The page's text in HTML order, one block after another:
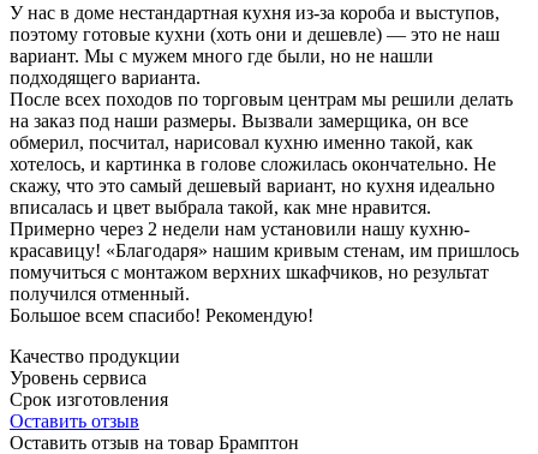
У нас в доме нестандартная кухня из-за короба и выступов,
поэтому готовые кухни (хоть они и дешевле) — это не наш
вариант. Мы с мужем много где были, но не нашли
подходящего варианта.
После всех походов по торговым центрам мы решили делать
на заказ под наши размеры. Вызвали замерщика, он все
обмерил, посчитал, нарисовал кухню именно такой, как
хотелось, и картинка в голове сложилась окончательно. Не
скажу, что это самый дешевый вариант, но кухня идеально
вписалась и цвет выбрала такой, как мне нравится.
Примерно через 2 недели нам установили нашу кухню-
красавицу! «Благодаря» нашим кривым стенам, им пришлось
помучиться с монтажом верхних шкафчиков, но результат
получился отменный.
Большое всем спасибо! Рекомендую!
Качество продукции
Уровень сервиса
Срок изготовления
Оставить отзыв
Оставить отзыв на товар Брамптон